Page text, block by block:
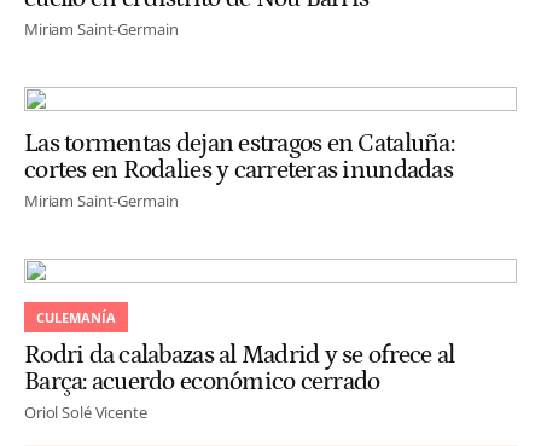
Miriam Saint-Germain
Las tormentas dejan estragos en Cataluña:
cortes en Rodalies y carreteras inundadas
Miriam Saint-Germain
CULEMANÍA
Rodri da calabazas al Madrid y se ofrece al
Barça: acuerdo económico cerrado
Oriol Solé Vicente